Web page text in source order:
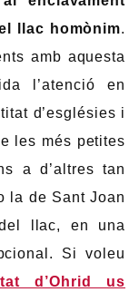
llac homònim.
amb aquesta
l’atenció en
d’esglésies i
les més petites
a d’altres tan
la de Sant Joan
llac, en una
Si voleu
d’Ohrid us